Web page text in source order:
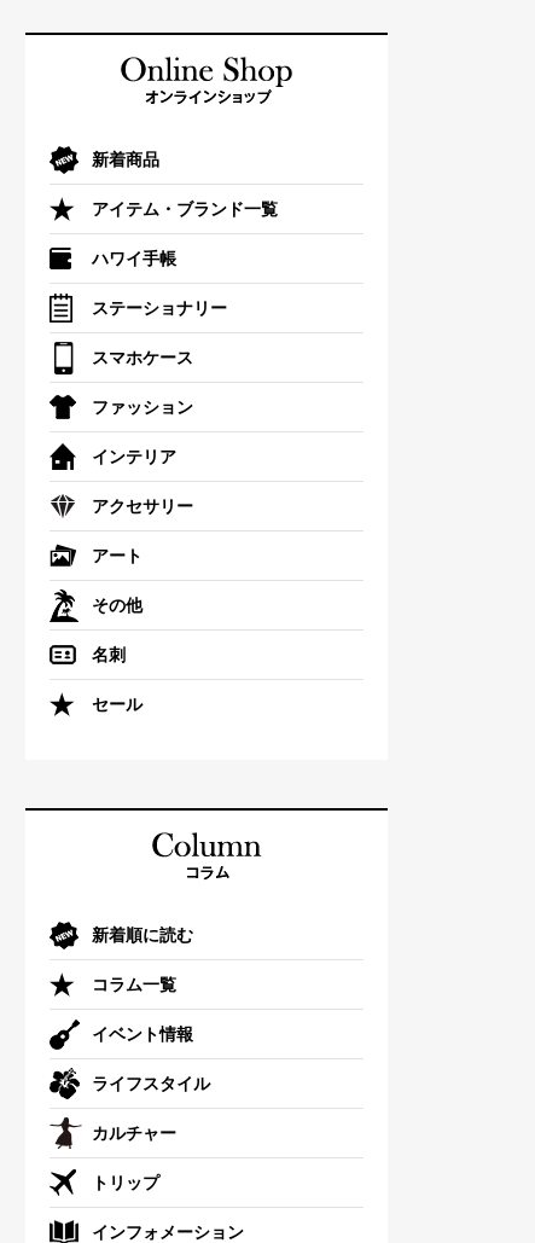
新着商品
アイテム・ブランド一覧
ハワイ手帳
ステーショナリー
スマホケース
ファッション
インテリア
アクセサリー
アート
その他
名刺
セール
新着順に読む
コラム一覧
イベント情報
ライフスタイル
カルチャー
トリップ
インフォメーション